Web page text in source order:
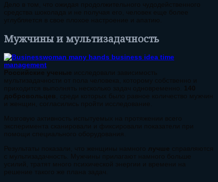
Дело в том, что ожидая продолжительного чудодейственного
средства шоколада и не получая его, человек еще более
углубляется в свое плохое настроение и апатию.
Мужчины и мультизадачность
Российские ученые
исследовали зависимость
мультизадачности от пола человека, которому собственно и
приходится выполнять несколько задач одновременно.
140
добровольцев
, среди которых было равное количество мужчин
и женщин, согласились пройти исследование.
Мозговую активность испытуемых на протяжении всего
эксперимента сканировали и фиксировали показатели при
помощи специального оборудования.
Результаты показали, что женщины намного
лучше
справляются
с мультизадачность. Мужчины прилагают намного больше
усилий, тратят много психической энергии и времени на
решение такого же плана задач.